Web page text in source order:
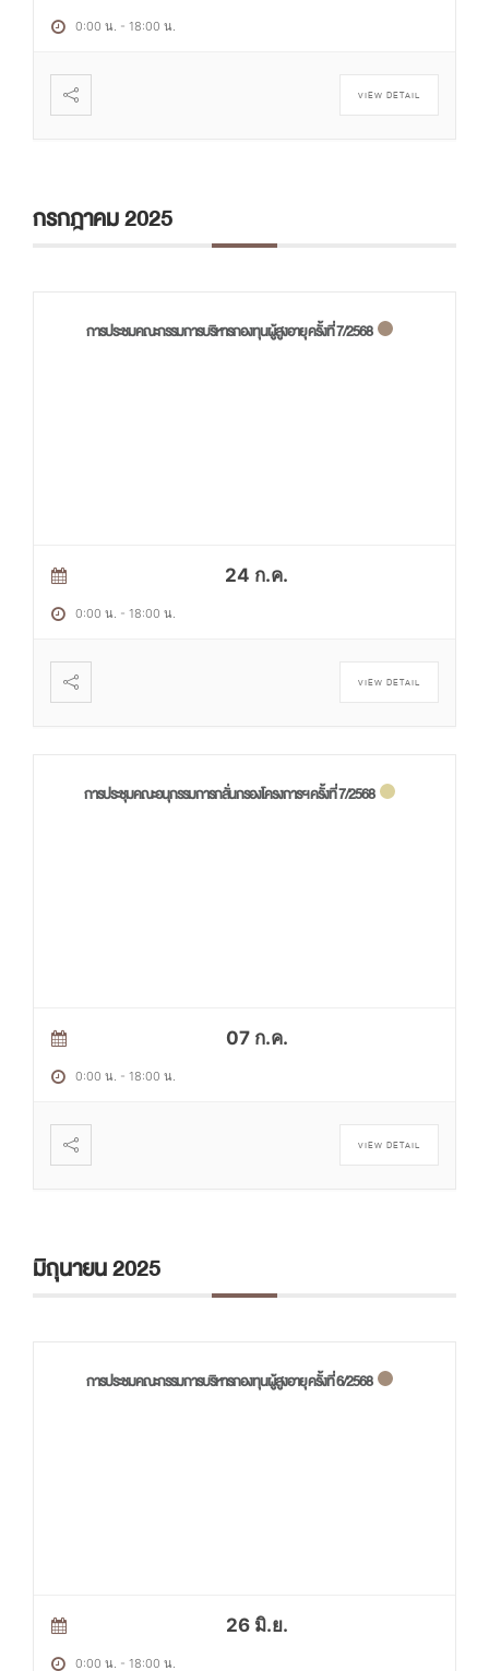
0:00 น. - 18:00 น.
VIEW DETAIL
กรกฎาคม 2025
การประชมคณะกรรมการบริหารกองทุนผู้สูงอายุ ครั้งที่ 7/2568
24 ก.ค.
0:00 น. - 18:00 น.
VIEW DETAIL
การประชุมคณะอนุกรรมการกลั่นกรองโครงการฯ ครั้งที่ 7/2568
07 ก.ค.
0:00 น. - 18:00 น.
VIEW DETAIL
มิถุนายน 2025
การประชมคณะกรรมการบริหารกองทุนผู้สูงอายุ ครั้งที่ 6/2568
26 มิ.ย.
0:00 น. - 18:00 น.